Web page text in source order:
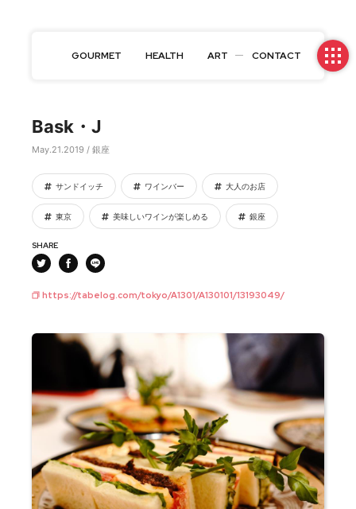
GOURMET HEALTH ART CONTACT
Bask・J
May.21.2019 / 銀座
サンドイッチ ワインバー 大人のお店
東京 美味しいワインが楽しめる 銀座
SHARE
https://tabelog.com/tokyo/A1301/A130101/13193049/